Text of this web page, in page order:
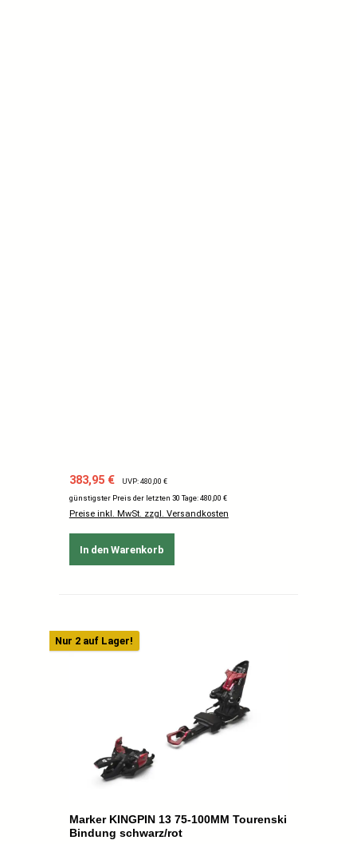
Verkaufspreis:
383,95 € Regulärer Preis:
UVP: 480,00 €
günstigster Preis der letzten 30 Tage: 480,00 €
Preise inkl. MwSt. zzgl. Versandkosten
In den Warenkorb
Nur 2 auf Lager!
Marker KINGPIN 13 75-100MM Tourenski
Bindung schwarz/rot